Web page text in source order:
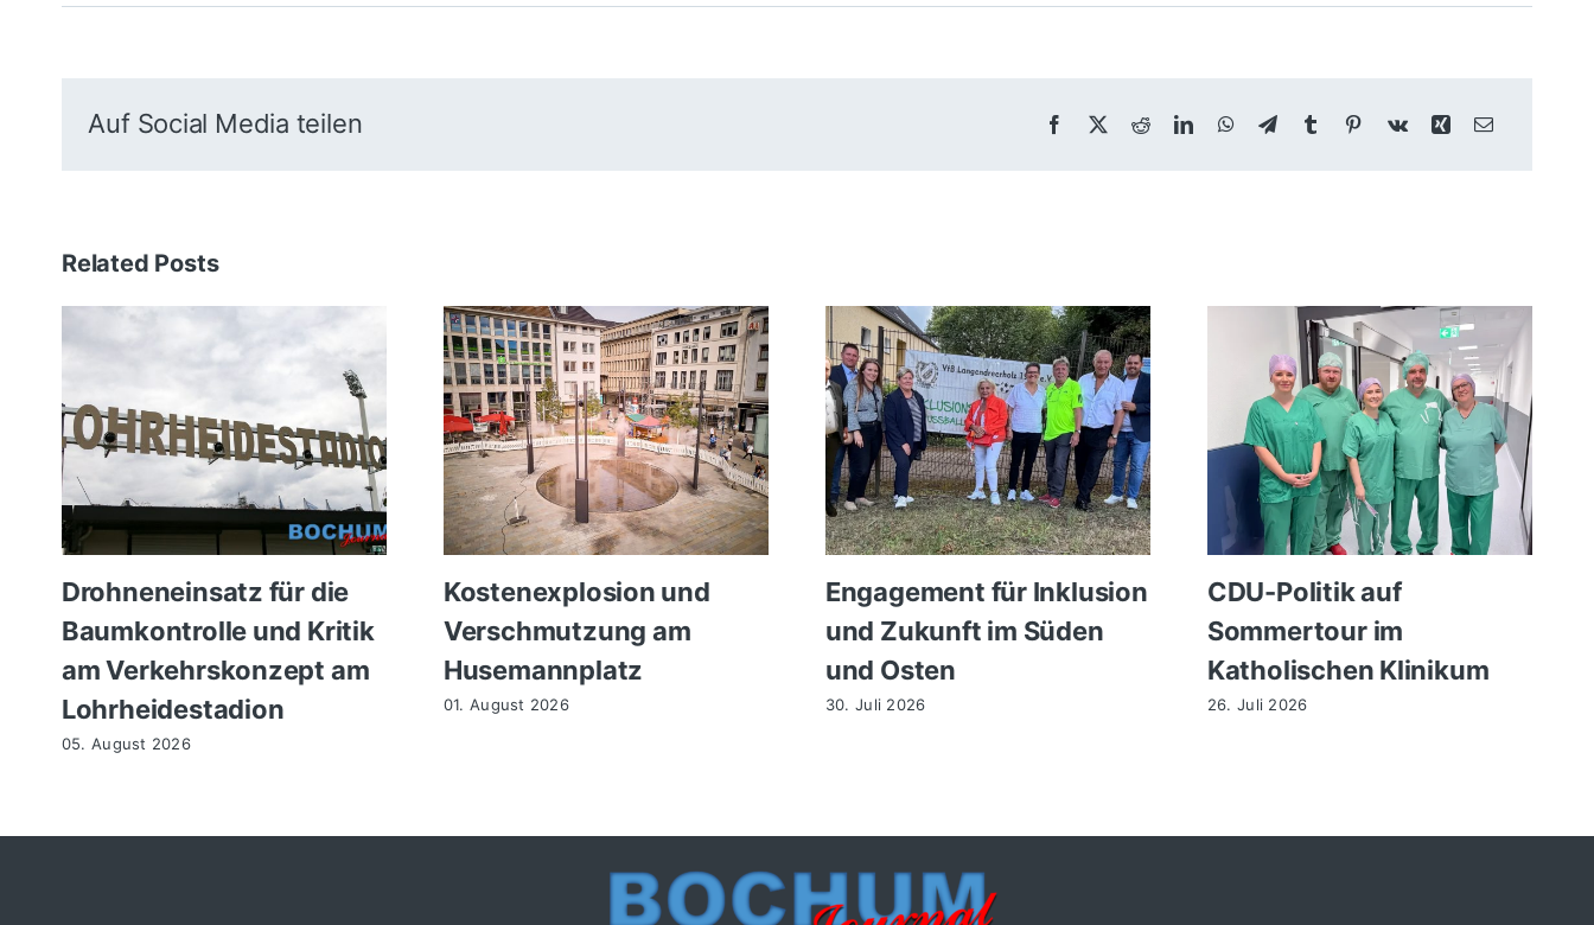
Auf Social Media teilen
Related Posts
Drohneneinsatz für die
Baumkontrolle und Kritik
am Verkehrskonzept am
Lohrheidestadion
05. August 2026
Kostenexplosion und
Verschmutzung am
Husemannplatz
01. August 2026
Engagement für Inklusion
und Zukunft im Süden
und Osten
30. Juli 2026
CDU-Politik auf
Sommertour im
Katholischen Klinikum
26. Juli 2026